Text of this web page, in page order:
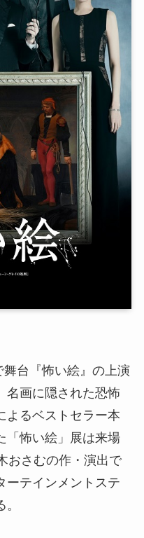
台『怖い絵』の上演
名画に隠された恐怖
よるベストセラー本
「怖い絵」展は来場
おさむの作・演出で
ーテインメントステ